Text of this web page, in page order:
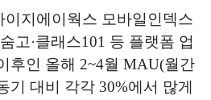
이지에이웍스 모바일인덱스
고·클래스101 등 플랫폼 업
후인 올해 2~4월 MAU(월간
기 대비 각각 30%에서 많게